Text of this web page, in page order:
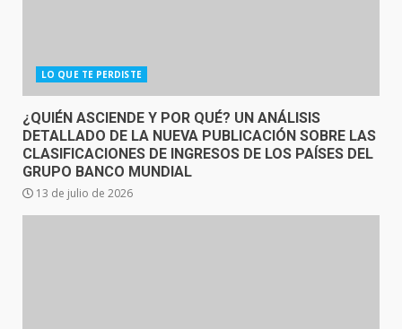
LO QUE TE PERDISTE
¿QUIÉN ASCIENDE Y POR QUÉ? UN ANÁLISIS
DETALLADO DE LA NUEVA PUBLICACIÓN SOBRE LAS
CLASIFICACIONES DE INGRESOS DE LOS PAÍSES DEL
GRUPO BANCO MUNDIAL
13 de julio de 2026